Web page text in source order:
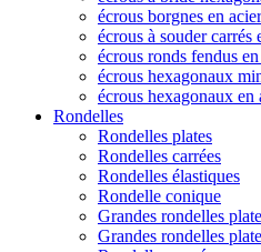
écrous borgnes en
écrous à souder carrés
écrous ronds fendus
écrous hexagonaux
écrous hexagonaux en
Rondelles
Rondelles plates
Rondelles carrées
Rondelles élastiques
Rondelle conique
Grandes rondelles
Grandes rondelles